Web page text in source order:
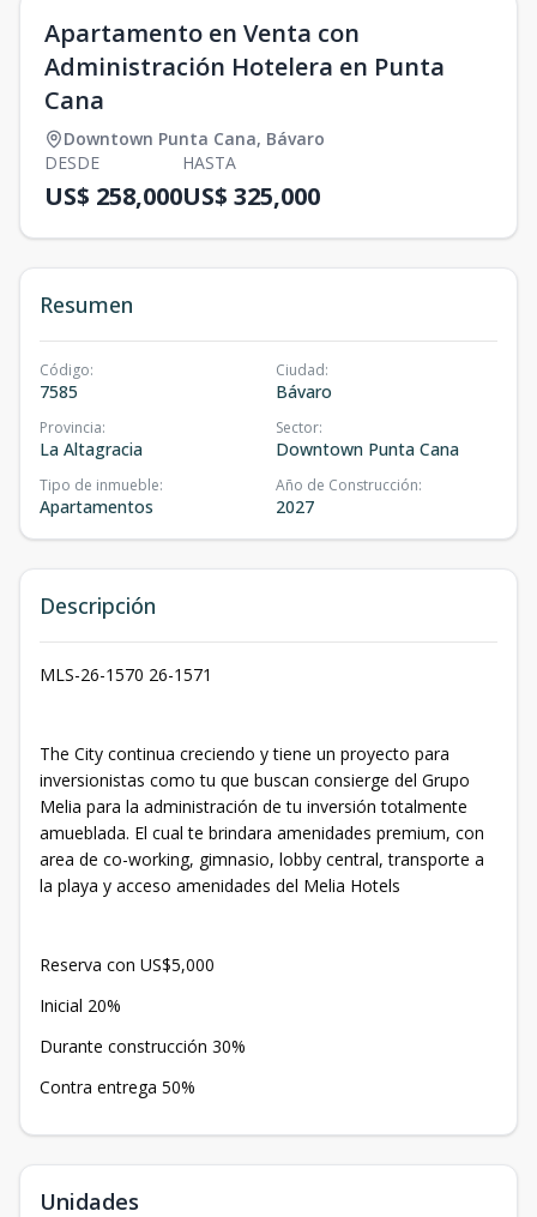
Apartamento en Venta con
Administración Hotelera en Punta
Cana
Downtown Punta Cana, Bávaro
DESDE
US$ 258,000
HASTA
US$ 325,000
Resumen
Código:
7585
Ciudad:
Bávaro
Provincia:
La Altagracia
Sector:
Downtown Punta Cana
Tipo de inmueble:
Apartamentos
Año de Construcción:
2027
Descripción
MLS-26-1570 26-1571
The City continua creciendo y tiene un proyecto para
inversionistas como tu que buscan consierge del Grupo
Melia para la administración de tu inversión totalmente
amueblada. El cual te brindara amenidades premium, con
area de co-working, gimnasio, lobby central, transporte a
la playa y acceso amenidades del Melia Hotels
Reserva con US$5,000
Inicial 20%
Durante construcción 30%
Contra entrega 50%
Unidades